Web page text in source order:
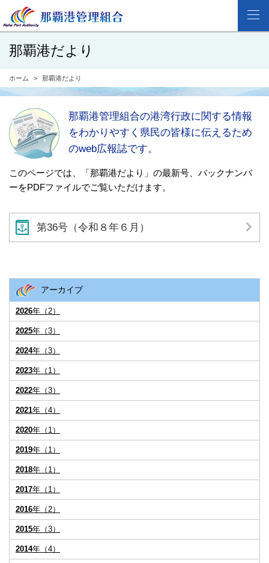
那覇港だより
ホーム 那覇港だより
那覇港管理組合の港湾行政に関する情報
をわかりやすく県民の皆様に伝えるため
のweb広報誌です。
このページでは、「那覇港だより」の最新号、バックナンバ
ーをPDFファイルでご覧いただけます。
第36号（令和８年６月）
アーカイブ
2026年（2）
2025年（3）
2024年（3）
2023年（1）
2022年（3）
2021年（4）
2020年（1）
2019年（1）
2018年（1）
2017年（1）
2016年（2）
2015年（3）
2014年（4）